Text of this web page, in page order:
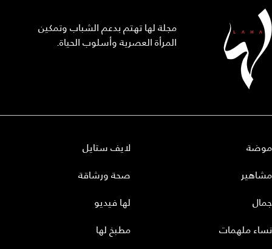
مجلة لها تهتم بدعم الشباب وتمكين
المرأة العصرية وأسلوب الحياة.
موضة
مشاهير
جمال
نساء ملهمات
لايف ستايل
صحة ورشاقة
لها فيديو
مطبخ لها